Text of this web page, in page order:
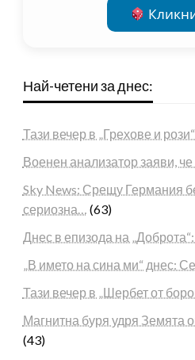
Най-четени за днес:
Тази вечер в „Грехове и
Военен анализатор заяви,
Sky News: Срещу Германия
сериозна… (63)
Днес в епизода на
„В името на сина ми“ днес:
Тази вечер в „Шербет от
Магнитна буря удря Земята
(43)